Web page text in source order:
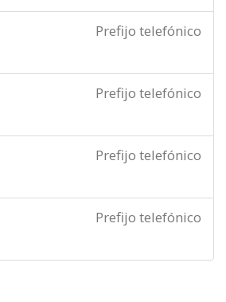
Prefijo telefónico
Prefijo telefónico
Prefijo telefónico
Prefijo telefónico